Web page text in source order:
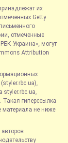
их
Getty
отмеченные
Украина», могут
Attribution
styler.rbc.ua,
гиперссылка
материала не ниже